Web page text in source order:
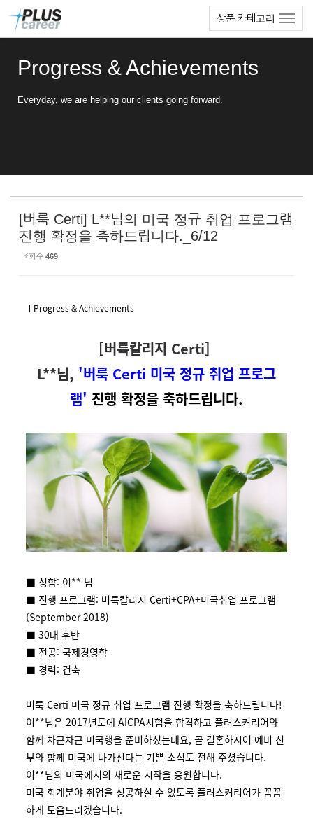
상품 카테고리
Progress & Achievements
Everyday, we are helping our clients going forward.
[버룩 Certi] L**님의 미국 정규 취업 프로그램
진행 확정을 축하드립니다._6/12
조회 수 469
ㅣProgress & Achievements
[버룩칼리지 Certi]
L**님, '버룩 Certi 미국 정규 취업 프로그
램' 진행 확정을 축하드립니다.
■ 성함: 이** 님
■ 진행 프로그램: 버룩칼리지 Certi+CPA+미국취업 프로그램
(September 2018)
■ 30대 후반
■ 전공: 국제경영학
■ 경력: 건축
버룩 Certi 미국 정규 취업 프로그램 진행 확정을 축하드립니다!
이**님은 2017년도에 AICPA시험을 합격하고 플러스커리어와
함께 차근차근 미국행을 준비하셨는데요, 곧 결혼하시어 예비 신
부와 함께 미국에 나가신다는 기쁜 소식도 전해 주셨습니다.
이**님의 미국에서의 새로운 시작을 응원합니다.
미국 회계분야 취업을 성공하실 수 있도록 플러스커리어가 꼼꼼
하게 도움드리겠습니다.